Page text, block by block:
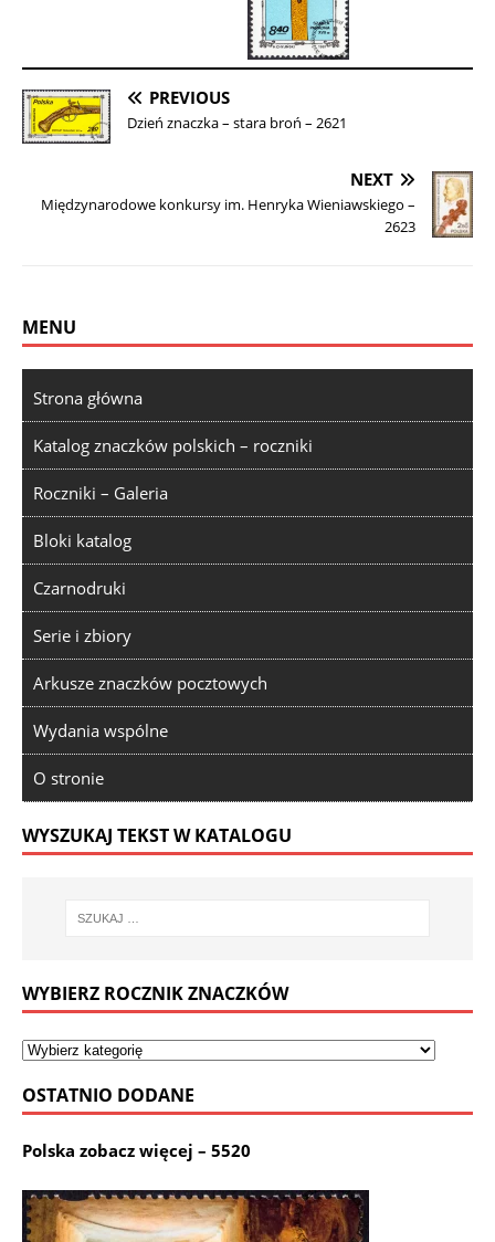
PREVIOUS
Dzień znaczka – stara broń – 2621
NEXT
Międzynarodowe konkursy im. Henryka Wieniawskiego –
2623
MENU
Strona główna
Katalog znaczków polskich – roczniki
Roczniki – Galeria
Bloki katalog
Czarnodruki
Serie i zbiory
Arkusze znaczków pocztowych
Wydania wspólne
O stronie
WYSZUKAJ TEKST W KATALOGU
WYBIERZ ROCZNIK ZNACZKÓW
OSTATNIO DODANE
Polska zobacz więcej – 5520